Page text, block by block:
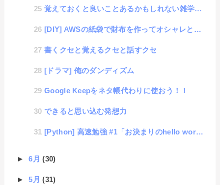
覚えておくと良いことあるかもしれない雑学集 その１
[DIY] AWSの紙袋で財布を作ってオシャレと言われよう
書くクセと覚えるクセと話すクセ
[ドラマ] 俺のダンディズム
Google Keepをネタ帳代わりに使おう！！
できると思い込む発想力
[Python] 高速勉強 #1「お決まりのhello world」
►6月(30)
►5月(31)